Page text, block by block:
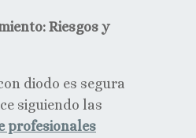
Riesgos y
diodo es segura
siguiendo las
profesionales